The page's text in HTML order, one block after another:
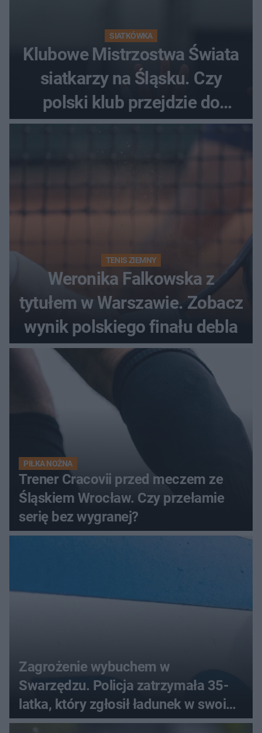
SIATKÓWKA
Klubowe Mistrzostwa Świata
siatkarzy na Śląsku. Czy
polski klub przejdzie do
historii
TENIS ZIEMNY
Weronika Falkowska z
tytułem w Warszawie. Zobacz
wynik polskiego finału debla
PIŁKA NOŻNA
Trener Cracovii przed meczem ze
Śląskiem Wrocław. Czy przełamie
serię bez wygranej?
Zagrożenie wybuchem w
Swarzędzu. Policja zatrzymała 35-
latka, który zgłosił ładunek w swoim
aucie